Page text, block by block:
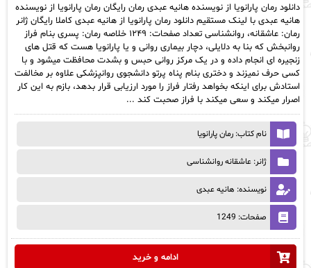
دانلود رمان پارانویا از نویسنده هانیه عبدی رمان رایگان رمان پارانویا از نویسنده
هانیه عبدی با لینک مستقیم دانلود رمان پارانویا از هانیه عبدی کاملا رایگان ژانر
رمان: عاشقانه، روانشناسی تعداد صفحات: ۱۲۴۹ خلاصه رمان: پسری بنام فراز
روانبخش که بنا به دلایلی، دچار بیماری روانی و یا پارانویا هست که قتل های
زنجیره ای انجام داده و در یک مرکز روانی حبس و بشدت محافظت میشود و با
کسی حرف نمیزند و دختری بنام پناه پرتو دانشجوی روانپزشکی علاوه بر مخالفت
استادش برای اینکه بخواهد رفتار فراز را مورد ارزیابی قرار بدهد، بازم به این کار
اصرار میکند و سعی میکند با فراز صحبت کند ...
نام کتاب: رمان پارانویا
ژانر: عاشقانه روانشناسی
نویسنده: هانیه عبدی
صفحات: 1249
ادامه و خرید